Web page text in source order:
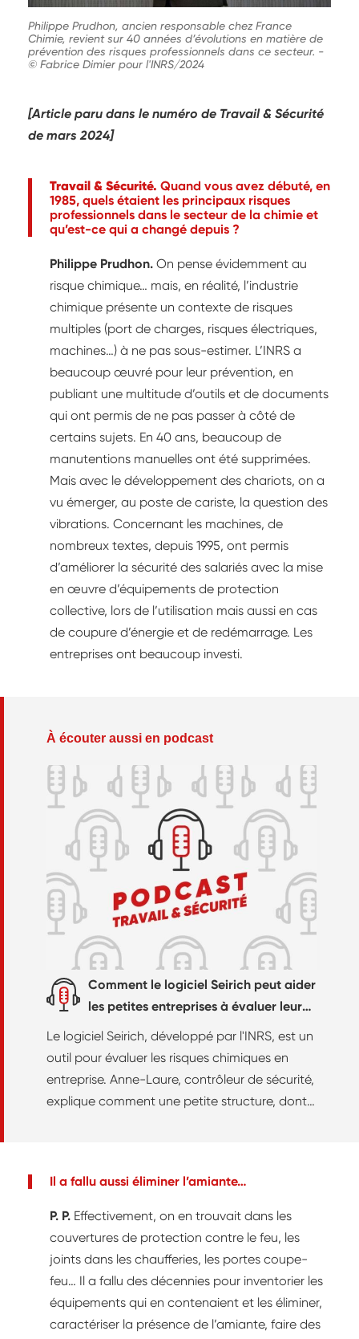
Philippe Prudhon, ancien responsable chez France
Chimie, revient sur 40 années d’évolutions en matière de
prévention des risques professionnels dans ce secteur. -
© Fabrice Dimier pour l'INRS/2024
[Article paru dans le numéro de Travail & Sécurité
de mars 2024]
Travail & Sécurité. Quand vous avez débuté, en
1985, quels étaient les principaux risques
professionnels dans le secteur de la chimie et
qu’est-ce qui a changé depuis ?
Philippe Prudhon. On pense évidemment au
risque chimique… mais, en réalité, l’industrie
chimique présente un contexte de risques
multiples (port de charges, risques électriques,
machines…) à ne pas sous-estimer. L’INRS a
beaucoup œuvré pour leur prévention, en
publiant une multitude d’outils et de documents
qui ont permis de ne pas passer à côté de
certains sujets. En 40 ans, beaucoup de
manutentions manuelles ont été supprimées.
Mais avec le développement des chariots, on a
vu émerger, au poste de cariste, la question des
vibrations. Concernant les machines, de
nombreux textes, depuis 1995, ont permis
d’améliorer la sécurité des salariés avec la mise
en œuvre d’équipements de protection
collective, lors de l’utilisation mais aussi en cas
de coupure d’énergie et de redémarrage. Les
entreprises ont beaucoup investi.
À écouter aussi en podcast
Comment le logiciel Seirich peut aider
les petites entreprises à évaluer leurs
risques chimiques
Le logiciel Seirich, développé par l'INRS, est un
outil pour évaluer les risques chimiques en
entreprise. Anne-Laure, contrôleur de sécurité,
explique comment une petite structure, dont
Il a fallu aussi éliminer l’amiante…
P. P. Effectivement, on en trouvait dans les
couvertures de protection contre le feu, les
joints dans les chaufferies, les portes coupe-
feu… Il a fallu des décennies pour inventorier les
équipements qui en contenaient et les éliminer,
caractériser la présence de l’amiante, faire des